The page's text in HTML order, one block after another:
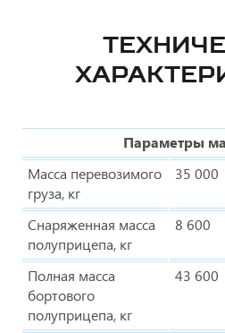
Параметры
Масса перевозимого
груза, кг
35 000
Снаряженная масса
полуприцепа, кг
8 600
Полная масса
бортового
полуприцепа, кг
43 600